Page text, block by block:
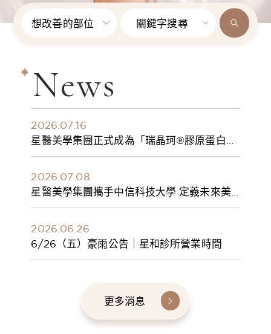
想改善的部位 關鍵字搜尋
News
2026.07.16
星醫美學集團正式成為「瑞晶珂®膠原蛋白植
入劑」台灣獨家總代理
2026.07.08
星醫美學集團攜手中信科技大學 定義未來美
學人才新標準 建構健康美學產學共育模式 串
2026.06.26
6/26（五）豪雨公告｜星和診所營業時間
更多消息